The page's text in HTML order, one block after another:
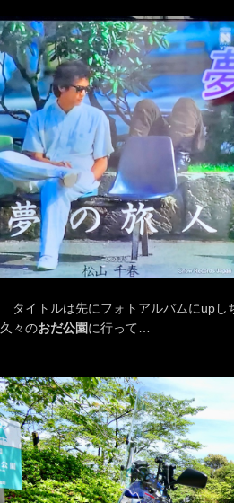
タイトルは先にフォトアルバムにup
久々のおだ公園に行って…